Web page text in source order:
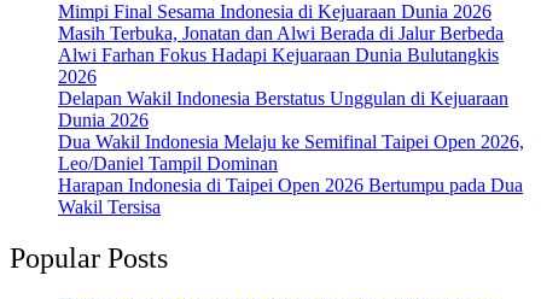
Mimpi Final Sesama Indonesia di Kejuaraan Dunia 2026
Masih Terbuka, Jonatan dan Alwi Berada di Jalur Berbeda
Alwi Farhan Fokus Hadapi Kejuaraan Dunia Bulutangkis
2026
Delapan Wakil Indonesia Berstatus Unggulan di Kejuaraan
Dunia 2026
Dua Wakil Indonesia Melaju ke Semifinal Taipei Open 2026,
Leo/Daniel Tampil Dominan
Harapan Indonesia di Taipei Open 2026 Bertumpu pada Dua
Wakil Tersisa
Popular Posts